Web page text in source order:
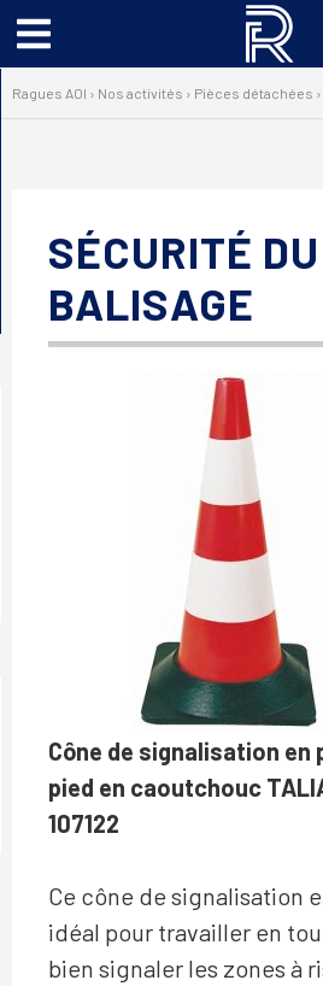
Menu
principal
Ragues AOI › Nos activités › Pièces détachées ›
SÉCURITÉ
BALISAGE
Cône de signalisation en
pied en caoutchouc
107122
Ce cône de signalisation
idéal pour travailler en
bien signaler les zones à